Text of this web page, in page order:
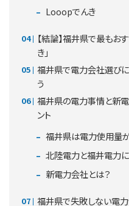
Looopでんき
【結論】福井県で最も
き」
福井県で電力会社選び
う
福井県の電力事情と新
ント
福井県は電力使用量が
北陸電力と福井電力
新電力会社とは？
福井県で失敗しない電